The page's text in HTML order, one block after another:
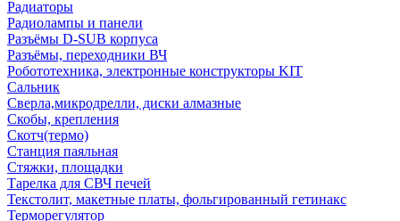
Радиаторы
Радиолампы и панели
Разъёмы D-SUB корпуса
Разъёмы, переходники ВЧ
Робототехника, электронные конструкторы KIT
Сальник
Сверла,микродрелли, диски алмазные
Скобы, крепления
Скотч(термо)
Станция паяльная
Стяжки, площадки
Тарелка для СВЧ печей
Текстолит, макетные платы, фольгированный гетинакс
Терморегулятор